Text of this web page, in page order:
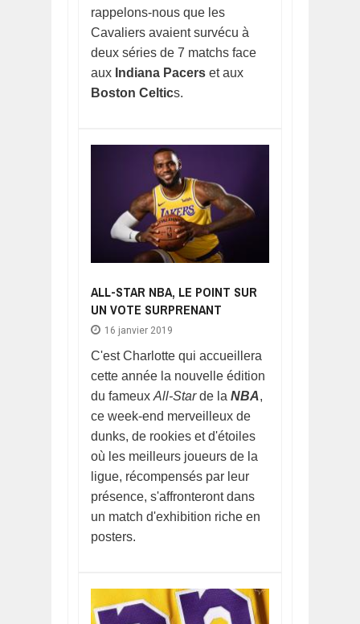
rappelons-nous que les
Cavaliers avaient survécu à
deux séries de 7 matchs face
aux Indiana Pacers et aux
Boston Celtics.
ALL-STAR NBA, LE POINT SUR
UN VOTE SURPRENANT
16 janvier 2019
C'est Charlotte qui accueillera
cette année la nouvelle édition
du fameux All-Starde la NBA,
ce week-end merveilleux de
dunks, de rookies et d'étoiles
où les meilleurs joueurs de la
ligue, récompensés par leur
présence, s'affronteront dans
un match d'exhibition riche en
posters.